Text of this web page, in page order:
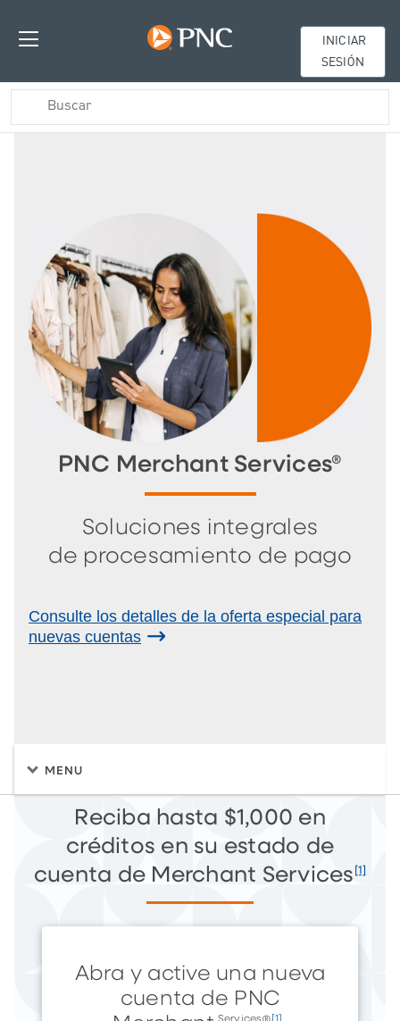
INICIAR
SESIÓN
PNC Merchant Services®
Soluciones integrales
de procesamiento de pago
Consulte los detalles de la oferta especial para
nuevas cuentas
MENU
Reciba hasta $1,000 en
créditos en su estado de
cuenta de Merchant Services [1]
Abra y active una nueva
cuenta de PNC